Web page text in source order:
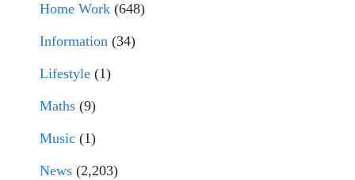
Home Work (648)
Information (34)
Lifestyle (1)
Maths (9)
Music (1)
News (2,203)